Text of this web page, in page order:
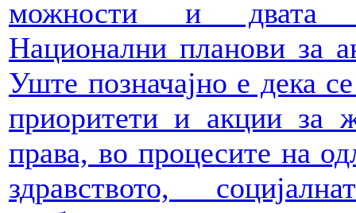
можности и двата
Национални планови за
Уште позначајно е дека
приоритети и акции за
права, во процесите на
здравството,